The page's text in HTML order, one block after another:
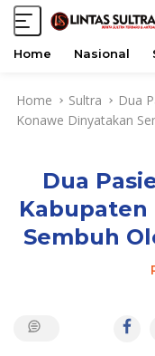
Home Nasional
Home Sultra
Dua
Konawe Dinyatakan
Dua
Kabupaten
Sembuh